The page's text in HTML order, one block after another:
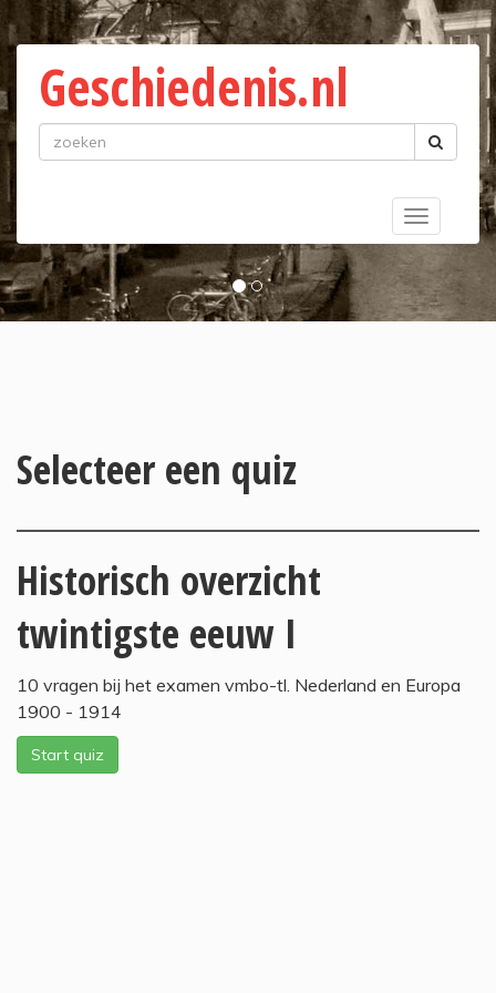
Geschiedenis.nl
Toggle
Selecteer een quiz
Historisch overzicht
twintigste eeuw I
10 vragen bij het examen vmbo-tl. Nederland en Europa
1900 - 1914
Start quiz